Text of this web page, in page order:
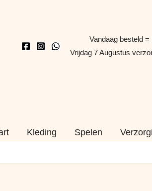
Vandaag besteld =
Vrijdag 7 Augustus
Kleding Spelen